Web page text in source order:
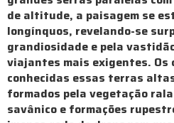
de altitude, a paisagem se
longínquos, revelando-se
grandiosidade e pela
viajantes mais exigentes. Os
conhecidas essas terras
formados pela vegetação
savânico e formações